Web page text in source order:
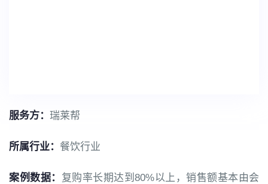
服务方： 瑞莱帮
所属行业： 餐饮行业
案例数据： 复购率长期达到80%以上，销售额基本由会